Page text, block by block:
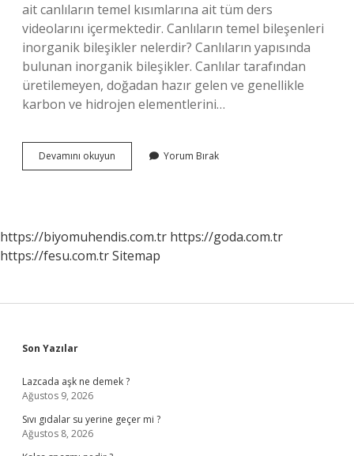
ait canlıların temel kısımlarına ait tüm ders
videolarını içermektedir. Canlıların temel bileşenleri
inorganik bileşikler nelerdir? Canlıların yapısında
bulunan inorganik bileşikler. Canlılar tarafından
üretilemeyen, doğadan hazır gelen ve genellikle
karbon ve hidrojen elementlerini…
Devamını okuyun
Temel
Yorum Bırak
https://biyomuhendis.com.tr https://goda.com.tr
https://fesu.com.trSitemap
Sidebar
Son Yazılar
Lazcada aşk ne demek ?
Ağustos 9, 2026
Sıvı gıdalar su yerine geçer mi ?
Ağustos 8, 2026